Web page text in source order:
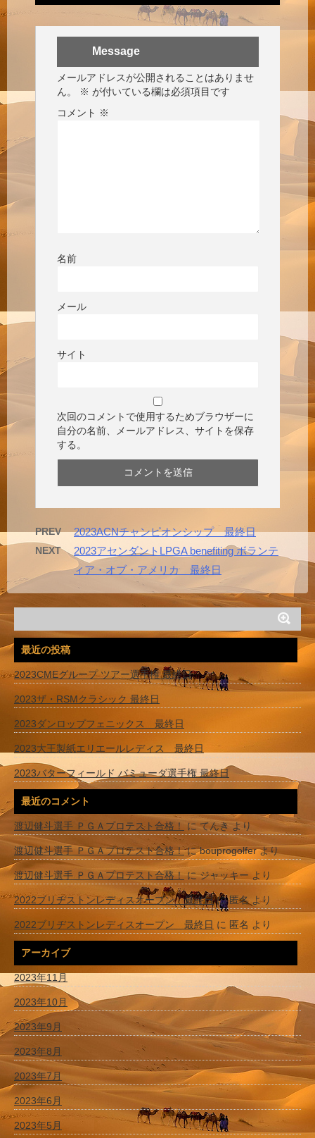
Message
メールアドレスが公開されることはありませ
ん。
※ が付いている欄は必須項目です
コメント ※
名前
メール
サイト
次回のコメントで使用するためブラウザーに
自分の名前、メールアドレス、サイトを保存
する。
PREV 2023ACNチャンピオンシップ 最終日
NEXT
2023アセンダントLPGA benefiting ボランテ
ィア・オブ・アメリカ 最終日
最近の投稿
2023CMEグループ ツアー選手権 最終日
2023ザ・RSMクラシック 最終日
2023ダンロップフェニックス 最終日
2023大王製紙エリエールレディス 最終日
2023バターフィールド バミューダ選手権 最終日
最近のコメント
渡辺健斗選手 ＰＧＡプロテスト合格！ にてんきより
渡辺健斗選手 ＰＧＡプロテスト合格！にbouprogolferより
渡辺健斗選手 ＰＧＡプロテスト合格！にジャッキー より
2022ブリヂストンレディスオープン 最終日に匿名より
2022ブリヂストンレディスオープン 最終日 に 匿名 より
アーカイブ
2023年11月
2023年10月
2023年9月
2023年8月
2023年7月
2023年6月
2023年5月